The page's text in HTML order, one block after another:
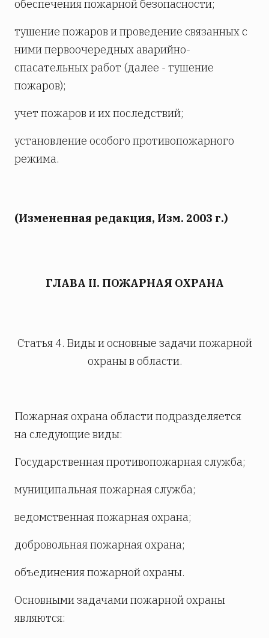
обеспечения пожарной безопасности;
тушение пожаров и проведение связанных с
ними первоочередных аварийно-
спасательных работ (далее - тушение
пожаров);
учет пожаров и их последствий;
установление особого противопожарного
режима.
(Измененная редакция, Изм. 2003 г.)
ГЛАВА II. ПОЖАРНАЯ ОХРАНА
Статья 4. Виды и основные задачи пожарной
охраны в области.
Пожарная охрана области подразделяется
на следующие виды:
Государственная противопожарная служба;
муниципальная пожарная служба;
ведомственная пожарная охрана;
добровольная пожарная охрана;
объединения пожарной охраны.
Основными задачами пожарной охраны
являются: